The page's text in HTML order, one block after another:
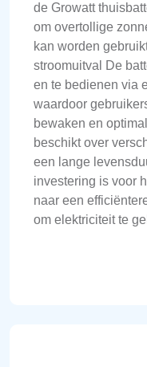
de Growatt
om overtollige
kan worden
stroomuitval De
en te bedienen via
waardoor
bewaken en
beschikt over
een lange
investering is voor
naar een
om elektriciteit te